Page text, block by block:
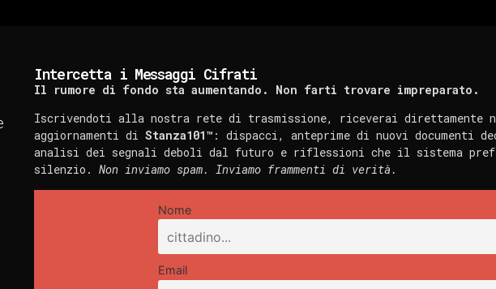
Intercetta i Messaggi Cifrati
Il rumore di fondo sta aumentando. Non farti trovare impreparato.
Iscrivendoti alla nostra rete di trasmissione, riceverai direttamente
aggiornamenti diStanza101™ : dispacci, anteprime di nuovi documenti
analisi dei segnali deboli dal futuro e riflessioni che il sistema
silenzio.Non inviamo spam. Inviamo frammenti di verità.
Nome
Email